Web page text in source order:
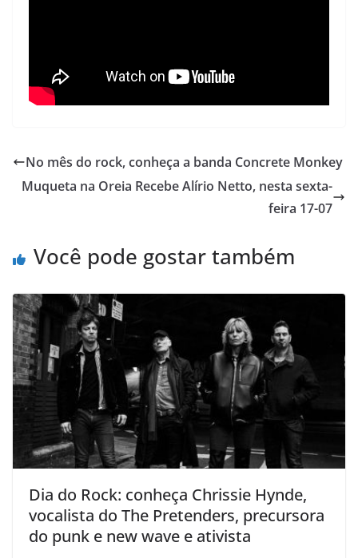
No mês do rock, conheça a banda Concrete Monkey
Muqueta na Oreia Recebe Alírio Netto, nesta sexta-
feira 17-07
Você pode gostar também
Dia do Rock: conheça Chrissie Hynde,
vocalista do The Pretenders, precursora
do punk e new wave e ativista